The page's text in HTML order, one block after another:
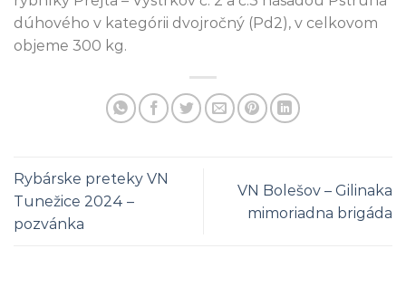
dúhového v kategórii dvojročný (Pd2), v celkovom
objeme 300 kg.
Rybárske preteky VN
Tunežice 2024 –
pozvánka
VN Bolešov – Gilinaka
mimoriadna brigáda